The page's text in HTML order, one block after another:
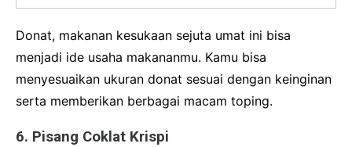
Donat, makanan kesukaan sejuta umat ini bisa
menjadi ide usaha makananmu. Kamu bisa
menyesuaikan ukuran donat sesuai dengan keinginan
serta memberikan berbagai macam toping.
6. Pisang Coklat Krispi